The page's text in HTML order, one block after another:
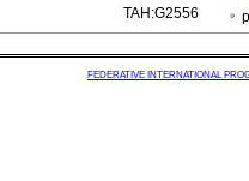
TAH:G2556
FEDERATIVE INTERNATIONAL